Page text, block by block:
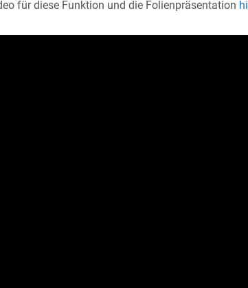
für diese Funktion und die Folienpräsentation